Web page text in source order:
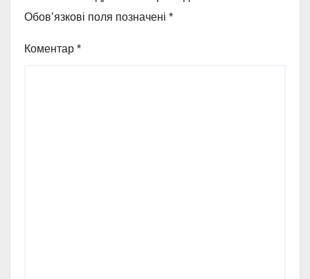
Обов’язкові поля позначені *
Коментар *